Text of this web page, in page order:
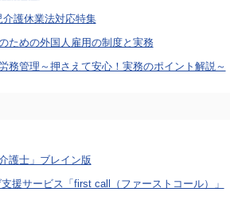
護休業法対応特集
ための外国人雇用の制度と実務
務管理～押さえて安心！実務のポイント解説～
護士」ブレイン版
援サービス「first call（ファーストコール）」